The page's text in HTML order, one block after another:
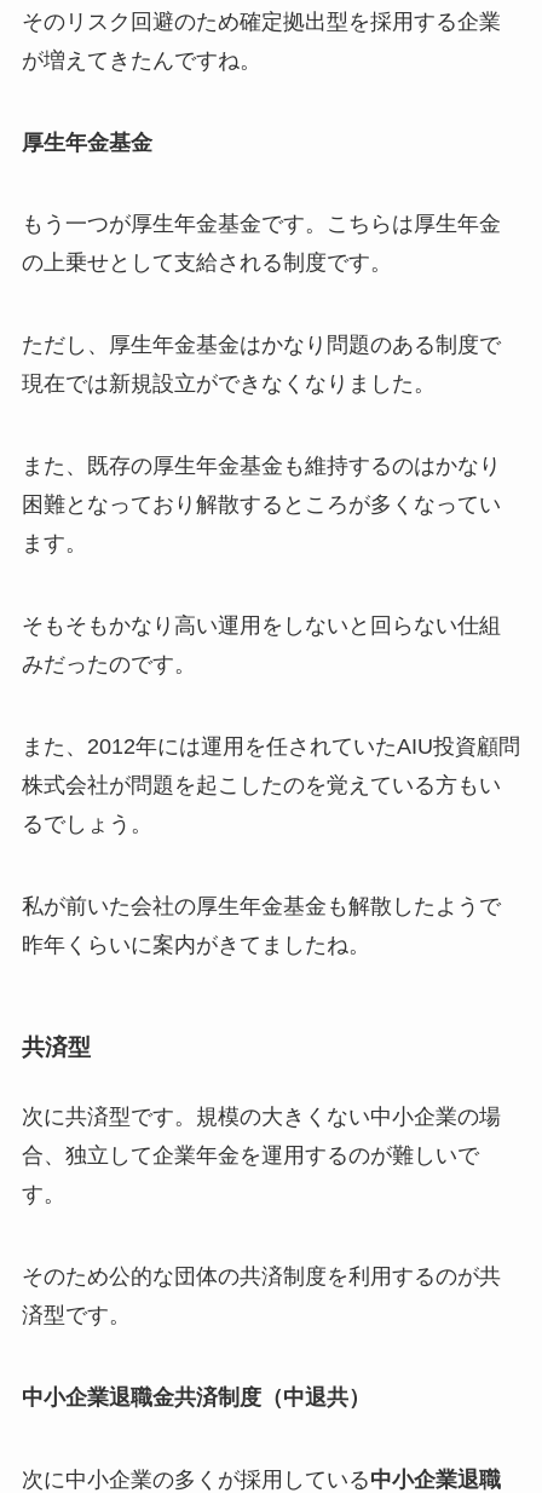
そのリスク回避のため確定拠出型を採用する企業
が増えてきたんですね。
厚生年金基金
もう一つが厚生年金基金です。こちらは厚生年金
の上乗せとして支給される制度です。
ただし、厚生年金基金はかなり問題のある制度で
現在では新規設立ができなくなりました。
また、既存の厚生年金基金も維持するのはかなり
困難となっており解散するところが多くなってい
ます。
そもそもかなり高い運用をしないと回らない仕組
みだったのです。
また、2012年には運用を任されていたAIU投資顧問
株式会社が問題を起こしたのを覚えている方もい
るでしょう。
私が前いた会社の厚生年金基金も解散したようで
昨年くらいに案内がきてましたね。
共済型
次に共済型です。規模の大きくない中小企業の場
合、独立して企業年金を運用するのが難しいで
す。
そのため公的な団体の共済制度を利用するのが共
済型です。
中小企業退職金共済制度（中退共）
次に中小企業の多くが採用している中小企業退職